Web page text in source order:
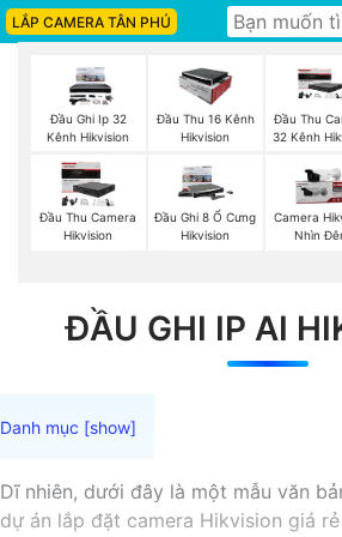
LẮP CAMERA TÂN PHÚ
Đầu Ghi Ip 32
Kênh Hikvision
Đầu Thu 16 Kênh
Hikvision
Đầu Thu
32 Kênh
Đầu Thu Camera
Hikvision
Đầu Ghi 8 Ổ Cưng
Hikvision
Camera
Nhìn
ĐẦU GHI IP AI
Dĩ nhiên, dưới đây là một mẫu văn
dự án lắp đặt camera Hikvision giá